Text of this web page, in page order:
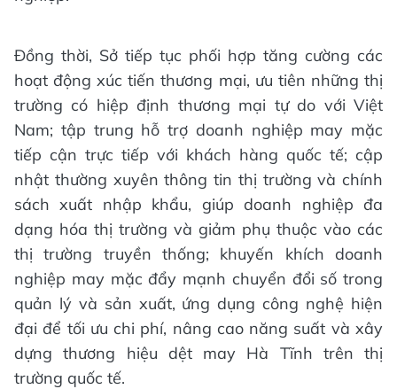
Đồng thời, Sở tiếp tục phối hợp tăng cường các
hoạt động xúc tiến thương mại, ưu tiên những thị
trường có hiệp định thương mại tự do với Việt
Nam; tập trung hỗ trợ doanh nghiệp may mặc
tiếp cận trực tiếp với khách hàng quốc tế; cập
nhật thường xuyên thông tin thị trường và chính
sách xuất nhập khẩu, giúp doanh nghiệp đa
dạng hóa thị trường và giảm phụ thuộc vào các
thị trường truyền thống; khuyến khích doanh
nghiệp may mặc đẩy mạnh chuyển đổi số trong
quản lý và sản xuất, ứng dụng công nghệ hiện
đại để tối ưu chi phí, nâng cao năng suất và xây
dựng thương hiệu dệt may Hà Tĩnh trên thị
trường quốc tế.